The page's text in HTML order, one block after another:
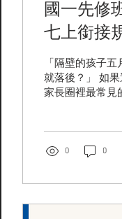
國一先修
七上銜接
「隔壁的孩子
就落後？」 如
家長圈裡最常見
法、費用與班型
先修 vs 不先修
0 0